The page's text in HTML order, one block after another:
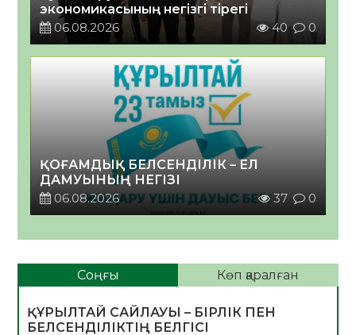
экономикасының негізгі тірегі
06.08.2026
40 0
ҚОҒАМДЫҚ БЕЛСЕНДІЛІК – ЕЛ
ДАМУЫНЫҢ НЕГІЗІ
06.08.2026
37 0
Соңғы Көп қаралған
ҚҰРЫЛТАЙ САЙЛАУЫ – БІРЛІК ПЕН
БЕЛСЕНДІЛІКТІҢ БЕЛГІСІ